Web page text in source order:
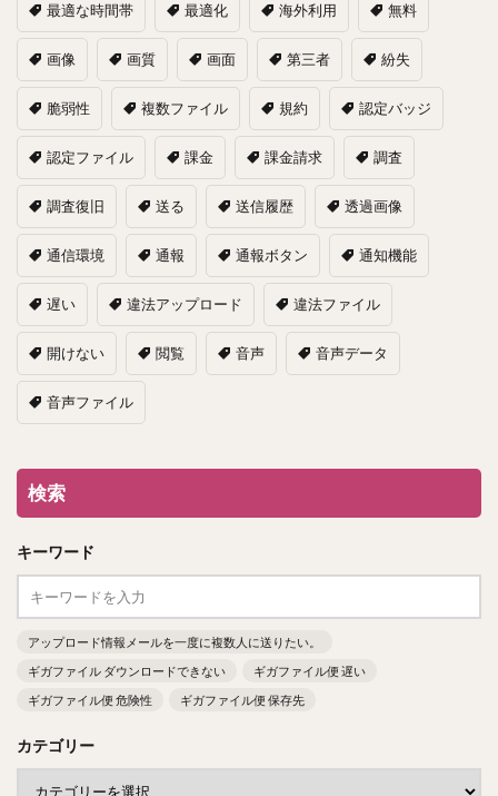
最適な時間帯 最適化 海外利用 無料
画像 画質 画面 第三者 紛失
脆弱性 複数ファイル 規約 認定バッジ
認定ファイル 課金 課金請求 調査
調査復旧 送る 送信履歴 透過画像
通信環境 通報 通報ボタン 通知機能
遅い 違法アップロード 違法ファイル
開けない 閲覧 音声 音声データ
音声ファイル
検索
キーワード
アップロード情報メールを一度に複数人に送りたい。
ギガファイル ダウンロードできない
ギガファイル便 遅い
ギガファイル便 危険性
ギガファイル便 保存先
カテゴリー